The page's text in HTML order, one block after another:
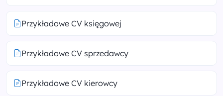
Przykładowe CV księgowej
Przykładowe CV sprzedawcy
Przykładowe CV kierowcy